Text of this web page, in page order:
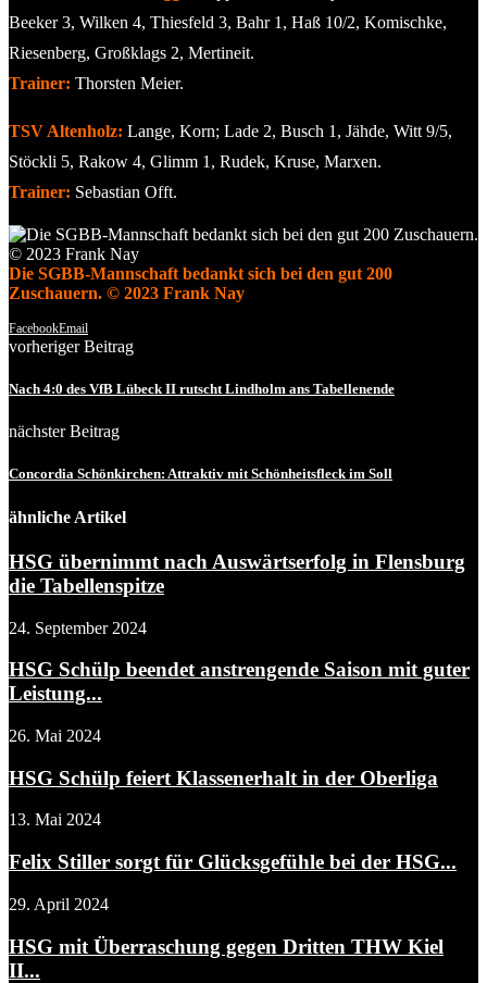
Beeker 3, Wilken 4, Thiesfeld 3, Bahr 1, Haß 10/2, Komischke,
Riesenberg, Großklags 2, Mertineit.
Trainer: Thorsten Meier.
TSV Altenholz: Lange, Korn; Lade 2, Busch 1, Jähde, Witt 9/5,
Stöckli 5, Rakow 4, Glimm 1, Rudek, Kruse, Marxen.
Trainer: Sebastian Offt.
Die SGBB-Mannschaft bedankt sich bei den gut 200
Zuschauern. © 2023 Frank Nay
FacebookEmail
vorheriger Beitrag
Nach 4:0 des VfB Lübeck II rutscht Lindholm ans Tabellenende
nächster Beitrag
Concordia Schönkirchen: Attraktiv mit Schönheitsfleck im Soll
ähnliche Artikel
HSG übernimmt nach Auswärtserfolg in Flensburg
die Tabellenspitze
24. September 2024
HSG Schülp beendet anstrengende Saison mit guter
Leistung...
26. Mai 2024
HSG Schülp feiert Klassenerhalt in der Oberliga
13. Mai 2024
Felix Stiller sorgt für Glücksgefühle bei der HSG...
29. April 2024
HSG mit Überraschung gegen Dritten THW Kiel
II...